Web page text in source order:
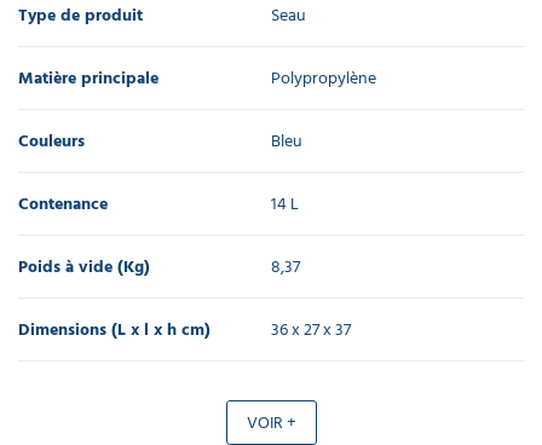
Type de produit Seau
Matière principale Polypropylène
Couleurs Bleu
Contenance 14 L
Poids à vide (Kg) 8,37
Dimensions (L x l x h cm) 36 x 27 x 37
VOIR +